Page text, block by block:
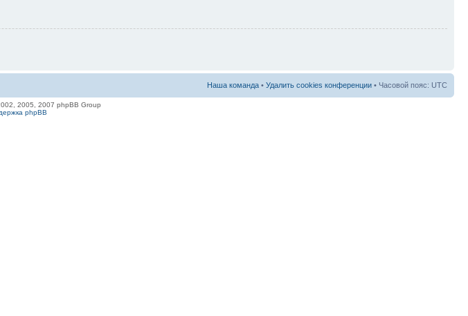
Наша команда • Удалить cookies конференции • Часовой пояс: UTC
2005, 2007 phpBB Group
phpBB